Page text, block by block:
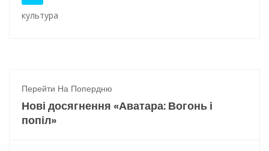
культура
Перейти На Попердню
Нові досягнення «Аватара: Вогонь і
попіл»